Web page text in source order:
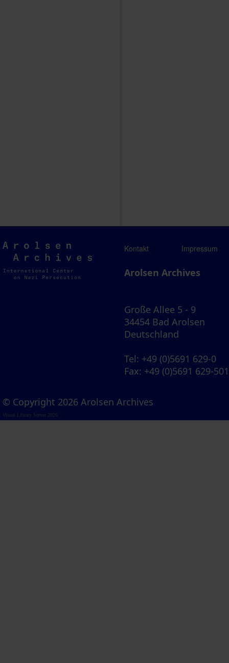
Arolsen
Archives
Kontakt Impressum
Arolsen Archives
Große Allee 5 - 9
34454 Bad Arolsen
Deutschland
Tel: +49 (0)5691 629-0
Fax: +49 (0)5691 629-501
© Copyright 2026 Arolsen Archives
Visual Library Server 2026